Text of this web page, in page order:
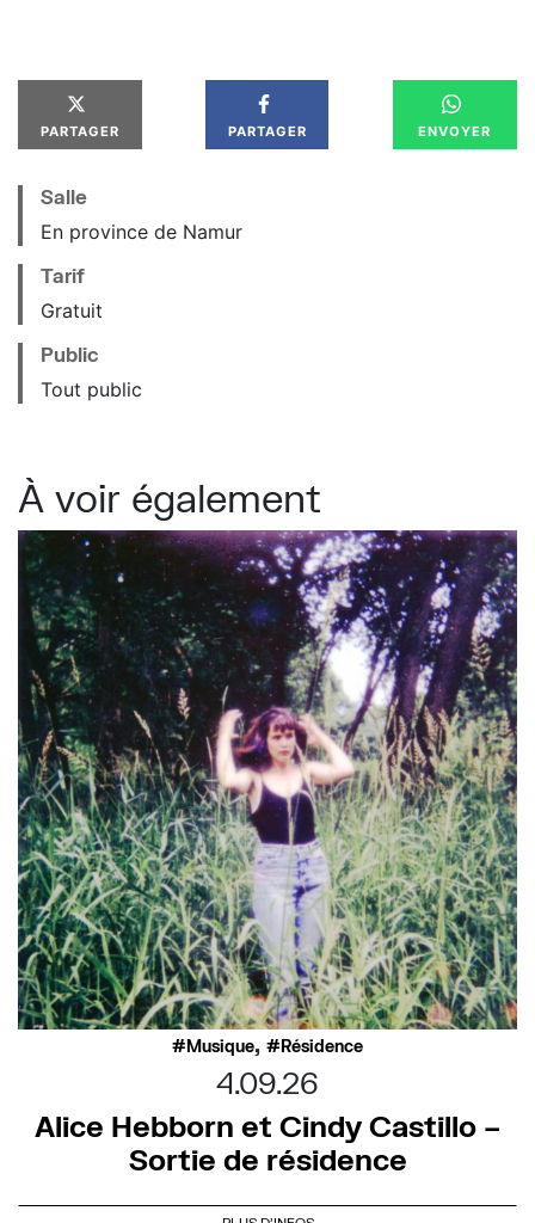
PARTAGER PARTAGER ENVOYER
Salle
En province de Namur
Tarif
Gratuit
Public
Tout public
À voir également
Musique, Résidence
4.09.26
Alice Hebborn et Cindy Castillo –
Sortie de résidence